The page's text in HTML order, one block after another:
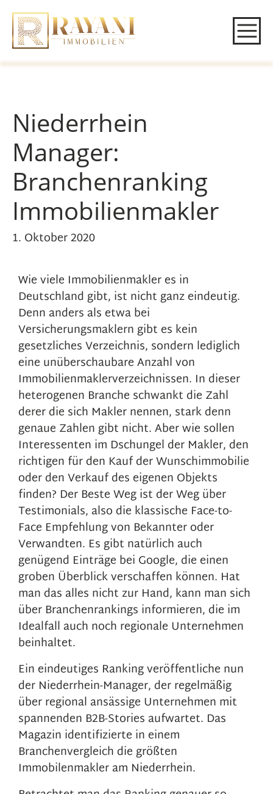
Niederrhein
Manager:
Branchenranking
Immobilienmakler
1. Oktober 2020
Wie viele Immobilienmakler es in
Deutschland gibt, ist nicht ganz eindeutig.
Denn anders als etwa bei
Versicherungsmaklern gibt es kein
gesetzliches Verzeichnis, sondern lediglich
eine unüberschaubare Anzahl von
Immobilienmaklerverzeichnissen. In dieser
heterogenen Branche schwankt die Zahl
derer die sich Makler nennen, stark denn
genaue Zahlen gibt nicht. Aber wie sollen
Interessenten im Dschungel der Makler, den
richtigen für den Kauf der Wunschimmobilie
oder den Verkauf des eigenen Objekts
finden? Der Beste Weg ist der Weg über
Testimonials, also die klassische Face-to-
Face Empfehlung von Bekannter oder
Verwandten. Es gibt natürlich auch
genügend Einträge bei Google, die einen
groben Überblick verschaffen können. Hat
man das alles nicht zur Hand, kann man sich
über Branchenrankings informieren, die im
Idealfall auch noch regionale Unternehmen
beinhaltet.
Ein eindeutiges Ranking veröffentliche nun
der Niederrhein-Manager, der regelmäßig
über regional ansässige Unternehmen mit
spannenden B2B-Stories aufwartet. Das
Magazin identifizierte in einem
Branchenvergleich die größten
Immobilenmakler am Niederrhein.